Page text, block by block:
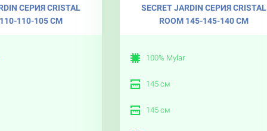
СЕРИЯ CRISTAL
110-110-105 СМ
SECRET JARDIN СЕРИЯ CRISTAL
ROOM 145-145-140 СМ
100% Mylar
145 см
145 см